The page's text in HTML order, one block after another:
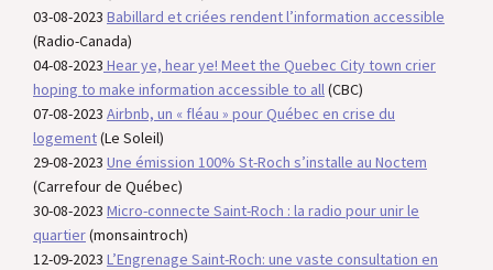
03-08-2023 Babillard et criées rendent l’information accessible
(Radio-Canada)
04-08-2023 Hear ye, hear ye! Meet the Quebec City town crier
hoping to make information accessible to all(CBC)
07-08-2023 Airbnb, un « fléau » pour Québec en crise du
logement(Le Soleil)
29-08-2023 Une émission 100% St-Roch s’installe au Noctem
(Carrefour de Québec)
30-08-2023 Micro-connecte Saint-Roch : la radio pour unir le
quartier(monsaintroch)
12-09-2023 L’Engrenage Saint-Roch: une vaste consultation en